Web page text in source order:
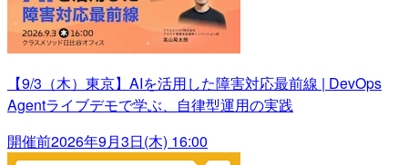
【9/3（木）東京】AIを活用した障害対応最前線 | DevOps
Agentライブデモで学ぶ、自律型運用の実践
開催前2026年9月3日(木) 16:00